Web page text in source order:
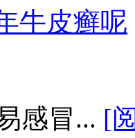
牛皮癣呢
感冒... [